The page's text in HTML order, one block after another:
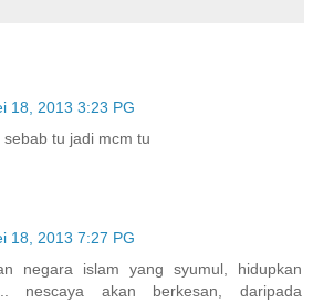
18, 2013 3:23 PG
tu jadi mcm tu
18, 2013 7:27 PG
negara islam yang syumul, hidupkan
nescaya akan berkesan, daripada